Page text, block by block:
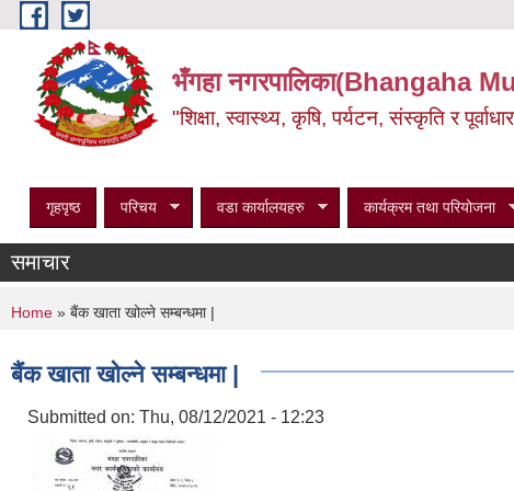
Skip to main content
भँगहा नगरपालिका(Bhangaha
"शिक्षा, स्वास्थ्य, कृषि, पर्यटन, संस्कृति र
गृहपृष्ठ परिचय वडा कार्यालयहरु कार्यक्रम तथा परियोजना
समाचार
You are here
Home » बैंक खाता खोल्ने सम्बन्धमा |
बैंक खाता खोल्ने सम्बन्धमा |
Submitted on: Thu, 08/12/2021 - 12:23